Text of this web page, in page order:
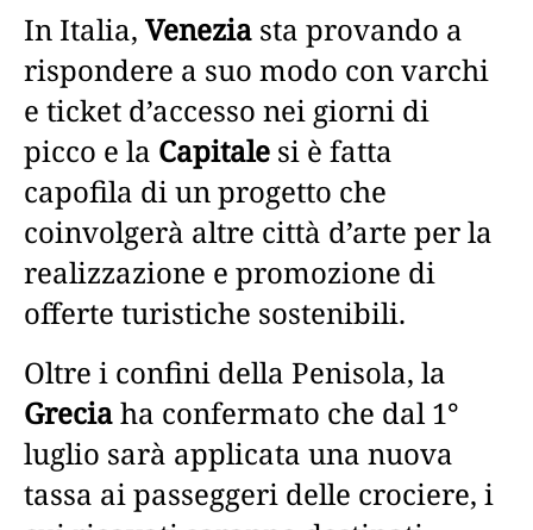
In Italia, Venezia sta provando a
rispondere a suo modo con varchi
e ticket d’accesso nei giorni di
picco e la Capitale si è fatta
capofila di un progetto che
coinvolgerà altre città d’arte per la
realizzazione e promozione di
offerte turistiche sostenibili.
Oltre i confini della Penisola, la
Greciaha confermato che dal 1°
luglio sarà applicata una nuova
tassa ai passeggeri delle crociere, i